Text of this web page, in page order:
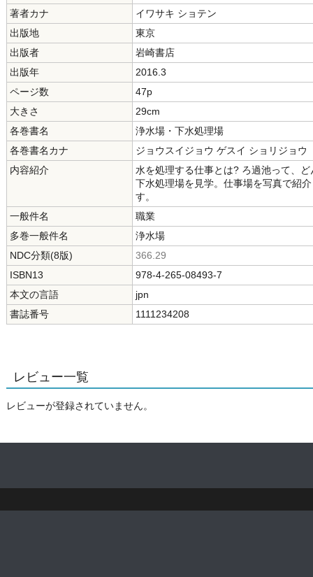
著者カナ
イワサキ ショテン
出版地
東京
出版者
岩崎書店
出版年
2016.3
ページ数
47p
大きさ
29cm
各巻書名
浄水場・下水処理場
各巻書名カナ
ジョウスイジョウ ゲスイ ショリジョウ
内容紹介
水を処理する仕事とは? ろ過池って、
下水処理場を見学。仕事場を写真で紹
す。
一般件名
職業
多巻一般件名
浄水場
NDC分類(8版)
366.29
ISBN13
978-4-265-08493-7
本文の言語
jpn
書誌番号
1111234208
レビュー一覧
レビューが登録されていません。